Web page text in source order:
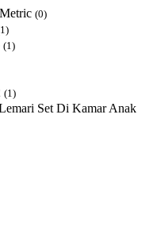
(0)
(1)
(1)
Set Di Kamar Anak